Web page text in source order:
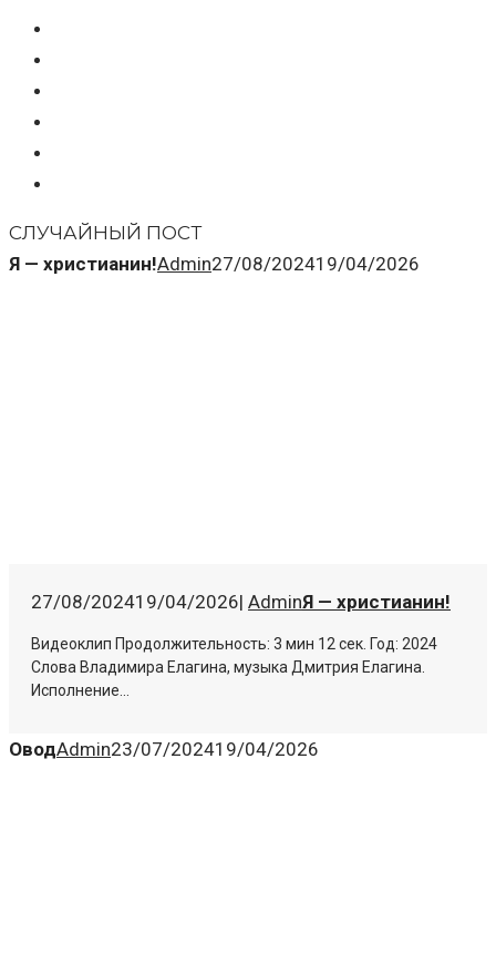
СЛУЧАЙНЫЙ ПОСТ
Я — христианин!Admin27/08/202419/04/2026
27/08/202419/04/2026| AdminЯ — христианин!
Видеоклип Продолжительность: 3 мин 12 сек. Год: 2024
Слова Владимира Елагина, музыка Дмитрия Елагина.
Исполнение...
ОводAdmin23/07/202419/04/2026